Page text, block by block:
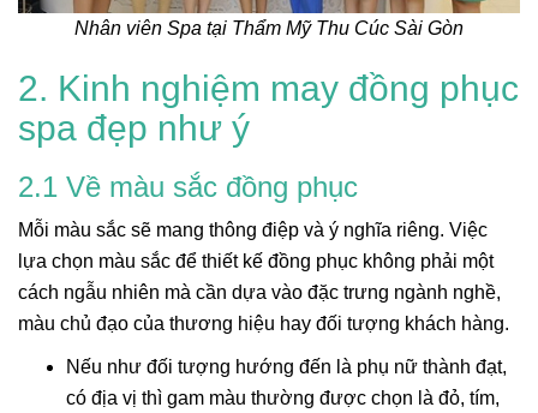
Nhân viên Spa tại Thẩm Mỹ Thu Cúc Sài Gòn
2. Kinh nghiệm may đồng phục
spa đẹp như ý
2.1 Về màu sắc đồng phục
Mỗi màu sắc sẽ mang thông điệp và ý nghĩa riêng. Việc
lựa chọn màu sắc để thiết kế đồng phục không phải một
cách ngẫu nhiên mà cần dựa vào đặc trưng ngành nghề,
màu chủ đạo của thương hiệu hay đối tượng khách hàng.
Nếu như đối tượng hướng đến là phụ nữ thành đạt,
có địa vị thì gam màu thường được chọn là đỏ, tím,